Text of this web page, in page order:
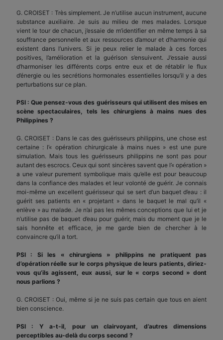
G. CROISET : Très simplement. Je n’utilise aucun instrument, aucune
substance auxiliaire. Je suis au milieu de mes malades. Lorsque
vient le tour de chacun, j’essaie de m’identifier en même temps à sa
souffrance personnelle et aux ressources d’amour et d’harmonie qui
existent dans l’univers. Si je peux relier le malade à ces forces
positives, l’amélioration et la guérison s’ensuivent. J’essaie aussi
d’harmoniser les différents corps entre eux et de rétablir le flux
d’énergie ou les secrétions hormonales essentielles lorsqu’il y a des
perturbations sur ce plan.
PSI : Que pensez-vous des guérisseurs qui utilisent des mises en
scène spectaculaires, tels les chirurgiens à mains nues des
Philippines ?
G. CROISET : Dans le cas des guérisseurs philippins, une chose est
certaine : l’« opération chirurgicale à mains nues » est une pure
simulation. Mais tous les guérisseurs philippins ne sont pas pour
autant des escrocs. Ceux qui sont sincères savent que l’« opération »
a une valeur purement symbolique mais qu’elle est pour beaucoup
dans la confiance des malades et leur volonté de guérir. Je connais
moi-même un excellent guérisseur qui se sert d’un baquet d’eau : il
guérit ses patients en « projetant » dans le baquet le mal qu’il «
enlève » au malade. Je n’ai pas les mêmes conceptions que lui et je
n’utilise pas de baquet d’eau pour guérir, mais du moment que je le
sais honnête et efficace, je me garde bien de chercher à le
convaincre qu’il a tort.
PSI : Si les « chirurgiens » philippins ne pratiquent pas
d’opération réelle sur le corps physique de leurs patients, diriez-
vous qu’ils agissent, eux aussi, sur le « corps second » dont
nous parlions ?
G. CROISET : Oui, même si je ne suis pas certain que tous en aient
bien conscience.
PSI : Y a-t-il, pour un clairvoyant, d’autres dimensions
perceptibles au-delà du corps second ?